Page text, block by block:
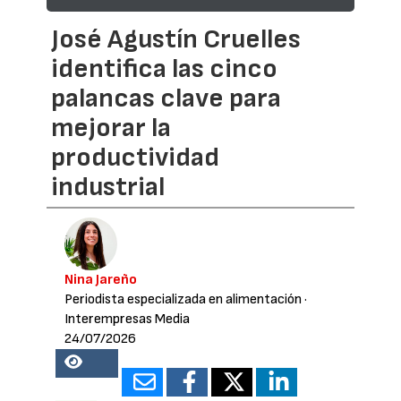
José Agustín Cruelles
identifica las cinco
palancas clave para
mejorar la
productividad
industrial
Nina Jareño
Periodista especializada en alimentación ·
Interempresas Media
24/07/2026
18445